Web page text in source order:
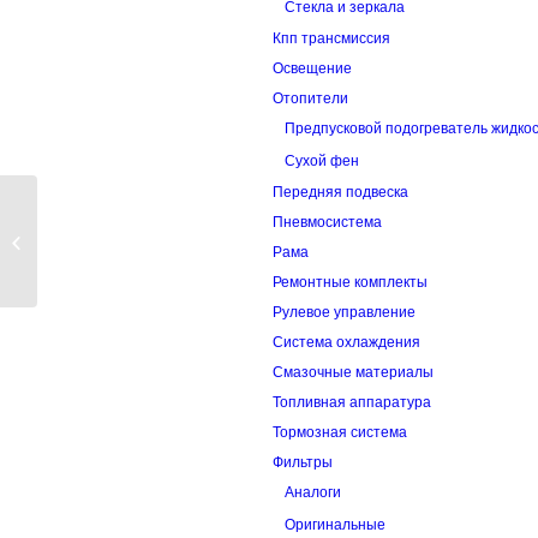
Стекла и зеркала
Кпп трансмиссия
Освещение
Отопители
Предпусковой подогреватель
Сухой фен
Передняя подвеска
Пневмосистема
Рама
Ремонтные комплекты
Рулевое управление
Система охлаждения
Смазочные материалы
Топливная аппаратура
Тормозная система
Фильтры
Аналоги
Оригинальные
Ремкомплект тормозного цилиндра